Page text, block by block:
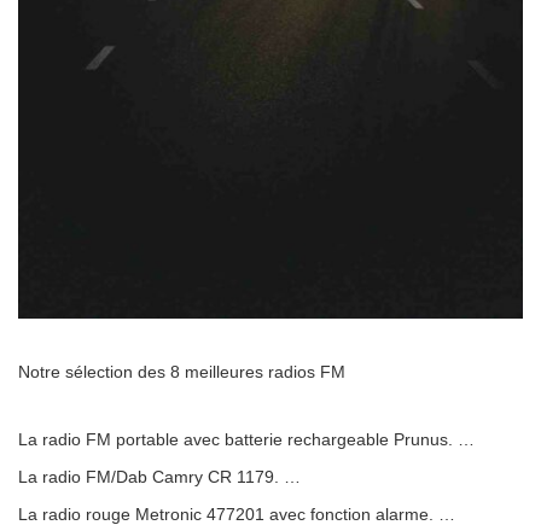
Notre sélection des 8 meilleures radios FM
La radio FM portable avec batterie rechargeable Prunus. …
La radio FM/Dab Camry CR 1179. …
La radio rouge Metronic 477201 avec fonction alarme. …